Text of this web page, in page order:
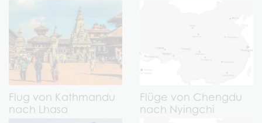
Flug von Kathmandu
nach Lhasa
Flüge von Chengdu
nach Nyingchi